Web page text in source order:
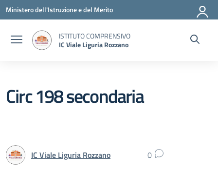
Vai ai contenuti
Vai al menu di navigazione
Vai al footer
Ministero dell'Istruzione e del Merito
ISTITUTO COMPRENSIVO
IC Viale Liguria Rozzano
Circ 198 secondaria
IC Viale Liguria Rozzano 0